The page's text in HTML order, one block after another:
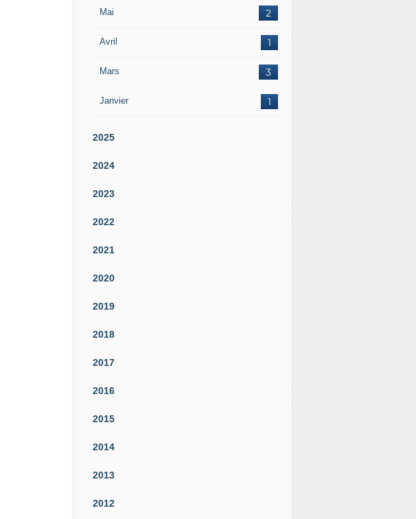
Mai 2
Avril 1
Mars 3
Janvier 1
2025
2024
2023
2022
2021
2020
2019
2018
2017
2016
2015
2014
2013
2012